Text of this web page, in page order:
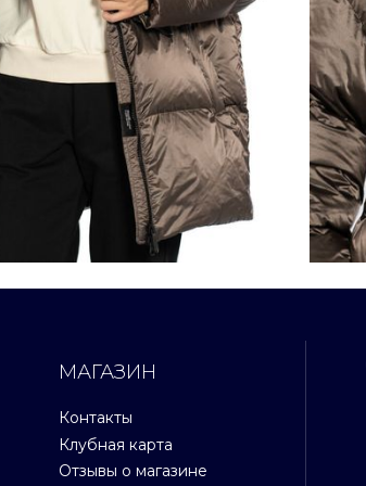
МАГАЗИН
Контакты
Клубная карта
Отзывы о магазине